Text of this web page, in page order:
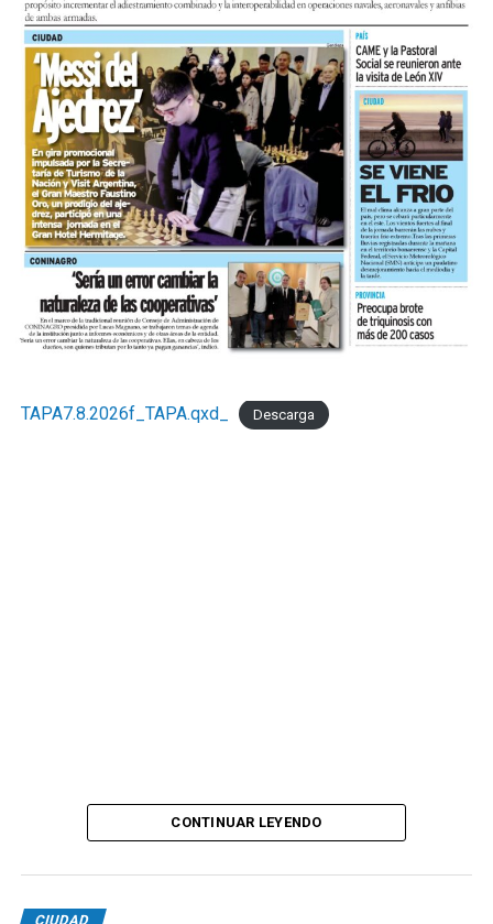
TAPA7.8.2026f_TAPA.qxd_ Descarga
CONTINUAR LEYENDO
CIUDAD